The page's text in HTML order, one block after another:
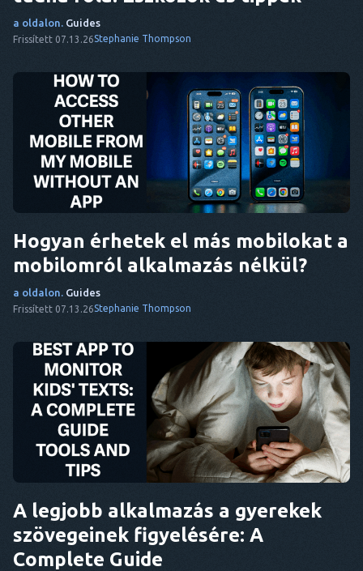
a oldalon. Guides
Frissített 07.13.26Stephanie Thompson
Hogyan érhetek el más mobilokat a
mobilomról alkalmazás nélkül?
a oldalon. Guides
Frissített 07.13.26Stephanie Thompson
A legjobb alkalmazás a gyerekek
szövegeinek figyelésére: A
Complete Guide